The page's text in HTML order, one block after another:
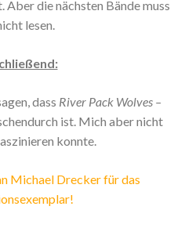
die nächsten Bände muss
lesen.
dass River Pack Wolves –
ist. Mich aber nicht
konnte.
Michael Drecker für das